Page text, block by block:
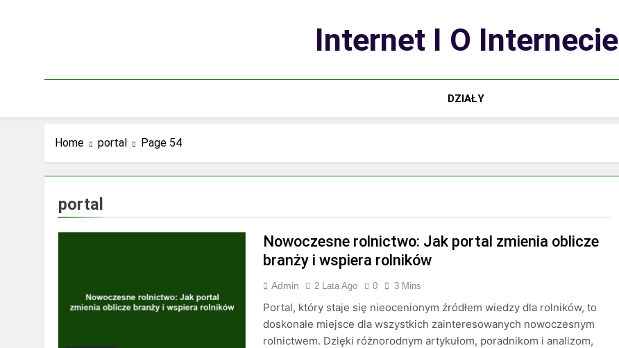
Internet I O Internecie
DZIAŁY
Home portal Page 54
portal
Nowoczesne rolnictwo: Jak portal zmienia oblicze
branży i wspiera rolników
Admin 2 Lata Ago 0 3 Mins
Portal, który staje się nieocenionym źródłem wiedzy dla rolników, to
doskonałe miejsce dla wszystkich zainteresowanych nowoczesnym
rolnictwem. Dzięki różnorodnym artykułom, poradnikom i analizom,